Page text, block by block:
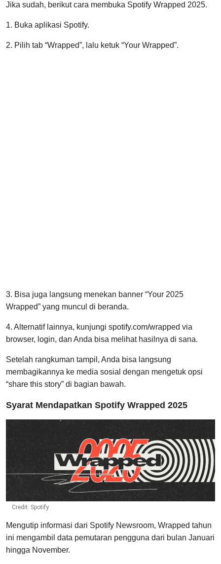
Jika sudah, berikut cara membuka Spotify Wrapped 2025.
1. Buka aplikasi Spotify.
2. Pilih tab “Wrapped”, lalu ketuk “Your Wrapped”.
3. Bisa juga langsung menekan banner “Your 2025
Wrapped” yang muncul di beranda.
4. Alternatif lainnya, kunjungi spotify.com/wrapped via
browser, login, dan Anda bisa melihat hasilnya di sana.
Setelah rangkuman tampil, Anda bisa langsung
membagikannya ke media sosial dengan mengetuk opsi
“share this story” di bagian bawah.
Syarat Mendapatkan Spotify Wrapped 2025
Credit: Spotify
Mengutip informasi dari Spotify Newsroom, Wrapped tahun
ini mengambil data pemutaran pengguna dari bulan Januari
hingga November.